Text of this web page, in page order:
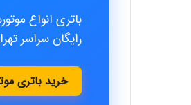
باتری انواع
رایگان سراسر
خرید باتری